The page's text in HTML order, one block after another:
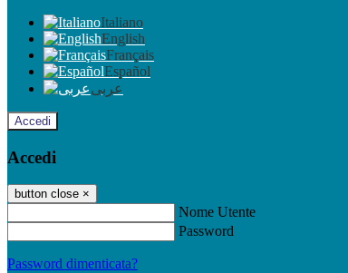
Italiano
English
Français
Español
عربى
Accedi
Accedi
button close ×
Nome Utente
Password
Password dimenticata?